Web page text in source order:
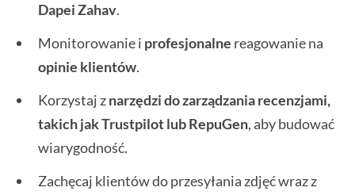
Dapei Zahav.
Monitorowanie i profesjonalne reagowanie na
opinie klientów.
Korzystaj znarzędzi do zarządzania recenzjami,
takich jak Trustpilot lub RepuGen, aby budować
wiarygodność.
Zachęcaj klientów do przesyłania zdjęć wraz z